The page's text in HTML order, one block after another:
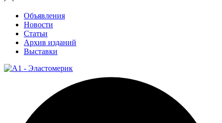
Объявления
Новости
Статьи
Архив изданий
Выставки